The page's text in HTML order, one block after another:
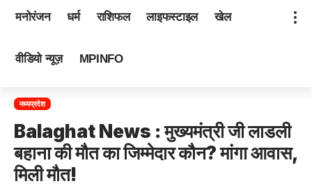
मनोरंजन धर्म राशिफल लाइफस्टाइल खेल
वीडियो न्यूज़ MPINFO
मध्यप्रदेश
Balaghat News : मुख्यमंत्री जी लाडली
बहाना की मौत का जिम्मेदार कौन? मांगा आवास,
मिली मौत!